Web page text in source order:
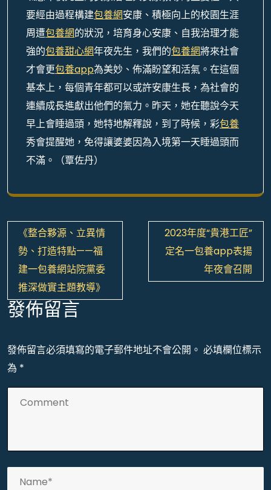
要經由過程構建包養網安康、積極向上的校園生涯
周遭包養網的狀況，培育身心安康、自我治理才能
強的包養甜心網年夜先生，我們的包養網將來社會
才會更包養app為美妙、佈滿盼望和活氣。在這個
基本上，每個青年都可以或許安康生長，為社會的
連續成長進獻出他們的氣力。 昨天，她在聽說今天
早上會睡過頭，她特地解釋說，到了時候，彩包養
秀會提醒她，免得讓婆婆因為入境第一天睡過頭而
不滿。（覃佐丹）
文
章
導
覽
《整合夥源、立異情
勢、打造特點——福
建一包養網站院黨委
推深做實主題教導》
2023年度“貴港工匠”
定名一包養app表揚
年夜會召開
發佈留言
發佈留言必須填寫的電子郵件地址不會公開。 必填欄位標示
為 *